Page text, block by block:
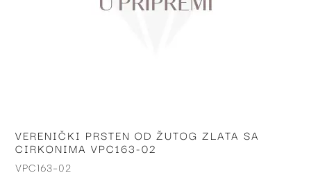
Skip
to
the
VERENIČKI PRSTEN OD ŽUTOG ZLATA SA
CIRKONIMA VPC163-02
VPC163-02